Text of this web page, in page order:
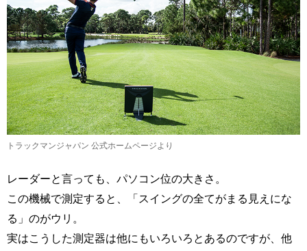
トラックマンジャパン 公式ホームページより
レーダーと言っても、パソコン位の大きさ。
この機械で測定すると、「スイングの全てがまる見えにな
る」のがウリ。
実はこうした測定器は他にもいろいろとあるのですが、他